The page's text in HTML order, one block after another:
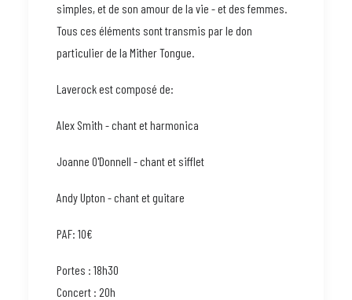
simples, et de son amour de la vie - et des femmes.
Tous ces éléments sont transmis par le don
particulier de la Mither Tongue.
Laverock est composé de:
Alex Smith - chant et harmonica
Joanne O'Donnell - chant et sifflet
Andy Upton - chant et guitare
PAF: 10€
Portes : 18h30
Concert : 20h